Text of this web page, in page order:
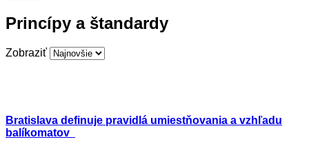
Princípy a štandardy
Zobraziť
Bratislava definuje pravidlá umiestňovania a vzhľadu
balíkomatov